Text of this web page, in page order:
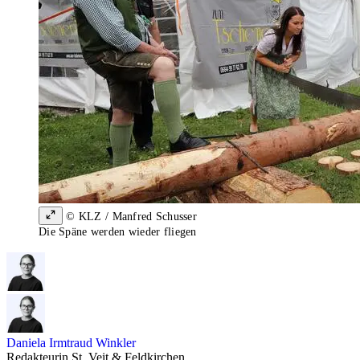
© KLZ / Manfred Schusser
Die Späne werden wieder fliegen
Daniela Irmtraud Winkler
Redakteurin St. Veit & Feldkirchen